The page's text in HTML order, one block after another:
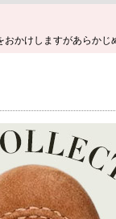
かけしますがあらかじ